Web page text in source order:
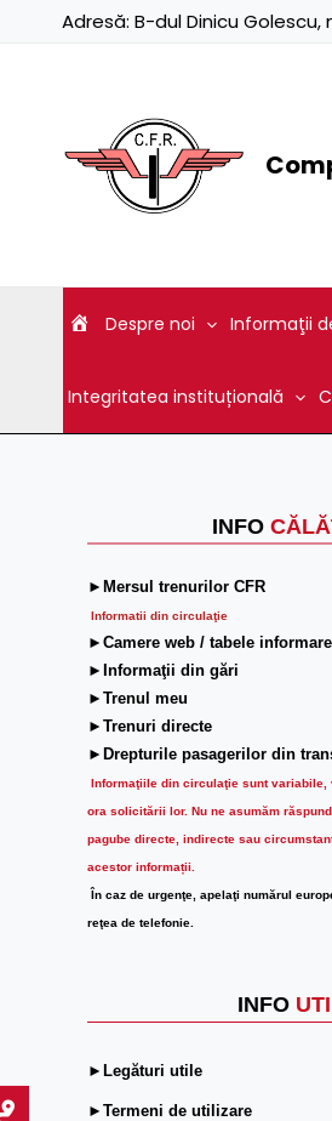
Adresă: B-dul Dinicu Golescu,
Despre noi Informaţii
Integritatea instituțională
INFO
►Mersul trenurilor CFR
Informatii din circulaţie
►Camere web / tabele informare
►Informaţii din gări
►Trenul meu
►Trenuri directe
►Drepturile pasagerilor din
Informaţiile din circulaţie sunt variabile,
ora solicitării lor. Nu ne asumăm
pagube directe, indirecte sau
acestor informații.
În caz de urgenţe, apelaţi numărul
reţea de telefonie.
INFO
►Legături utile
►Termeni de utilizare